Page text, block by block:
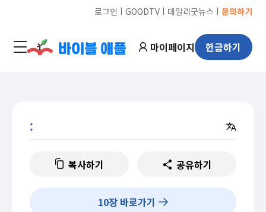
로그인 ㅣ GOODTVㅣ 데일리굿뉴스 ㅣ 문의하기
마이페이지 헌금하기
:
복사하기 공유하기
10장 바로가기